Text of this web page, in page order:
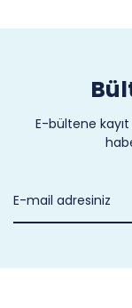
E-bültene